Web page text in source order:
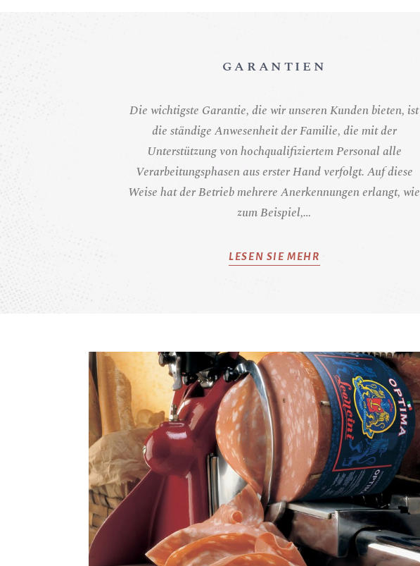
GARANTIEN
Die wichtigste Garantie, die wir unseren Kunden bieten, ist
die ständige Anwesenheit der Familie, die mit der
Unterstützung von hochqualifiziertem Personal alle
Verarbeitungsphasen aus erster Hand verfolgt. Auf diese
Weise hat der Betrieb mehrere Anerkennungen erlangt, wie
zum Beispiel,…
LESEN SIE MEHR